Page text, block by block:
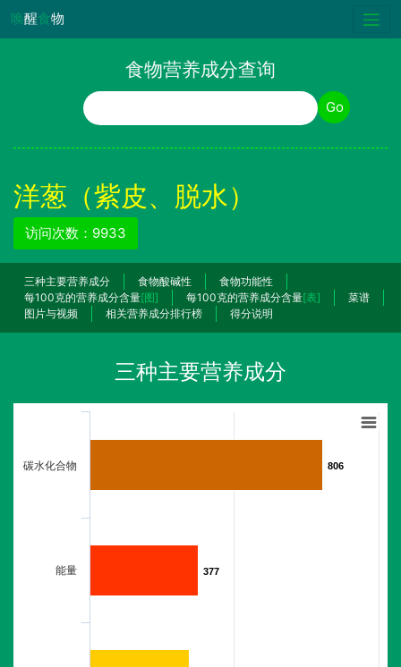
唤醒食物
食物营养成分查询
食物名称 Go
洋葱（紫皮、脱水）
访问次数：9933
三种主要营养成分 食物酸碱性
食物功能性
每100克的营养成分含量[图] 每100克的营养成分含量[表]
菜谱
图片与视频
相关营养成分排行榜 得分说明
三种主要营养成分
806
806
377
377
碳水化合物
能量